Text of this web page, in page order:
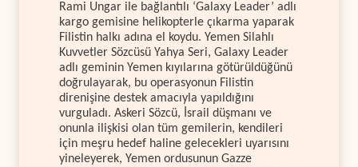
Rami Ungar ile bağlantılı ‘Galaxy Leader’ adlı
kargo gemisine helikopterle çıkarma yaparak
Filistin halkı adına el koydu. Yemen Silahlı
Kuvvetler Sözcüsü Yahya Seri, Galaxy Leader
adlı geminin Yemen kıyılarına götürüldüğünü
doğrulayarak, bu operasyonun Filistin
direnişine destek amacıyla yapıldığını
vurguladı. Askeri Sözcü, İsrail düşmanı ve
onunla ilişkisi olan tüm gemilerin, kendileri
için meşru hedef haline gelecekleri uyarısını
yineleyerek, Yemen ordusunun Gazze